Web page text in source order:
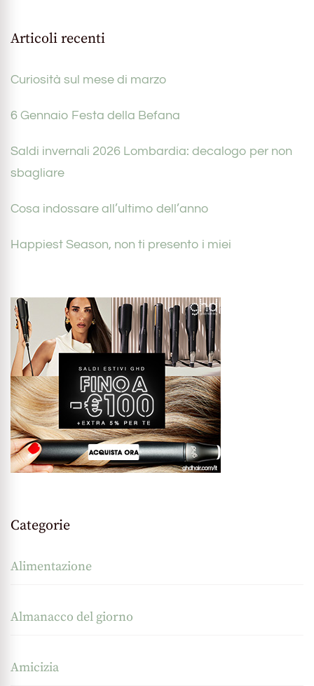
Articoli recenti
Curiosità sul mese di marzo
6 Gennaio Festa della Befana
Saldi invernali 2026 Lombardia: decalogo per non
sbagliare
Cosa indossare all’ultimo dell’anno
Happiest Season, non ti presento i miei
Categorie
Alimentazione
Almanacco del giorno
Amicizia